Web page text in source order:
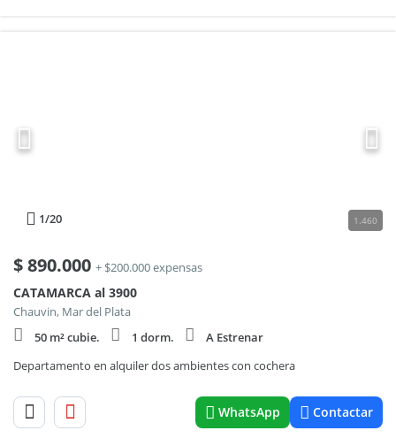
1/20 1.460
$890.000 + $200.000 expensas
CATAMARCA al 3900
Chauvin, Mar del Plata
50 m² cubie.
1 dorm.
A Estrenar
Departamento en alquiler dos ambientes con cochera
WhatsApp Contactar